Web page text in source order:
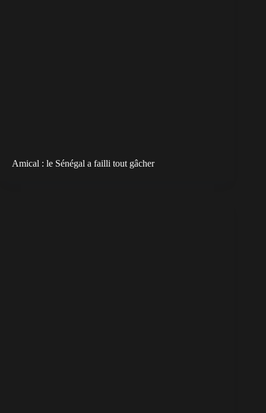
Amical : le Sénégal a failli tout gâcher